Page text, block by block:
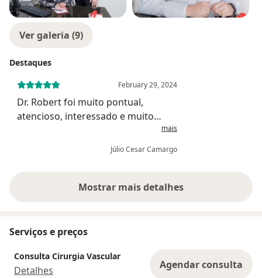
Ver galeria (9)
Destaques
February 29, 2024
Dr. Robert foi muito pontual,
atencioso, interessado e muito
profissional. Apesar dos inúmeros
compromissos, em nenhum
em detalhes e foi...
mais
Júlio Cesar Camargo
Mostrar mais detalhes
sobre a experiência
Serviços e preços
Consulta Cirurgia Vascular
Detalhes Agendar consulta